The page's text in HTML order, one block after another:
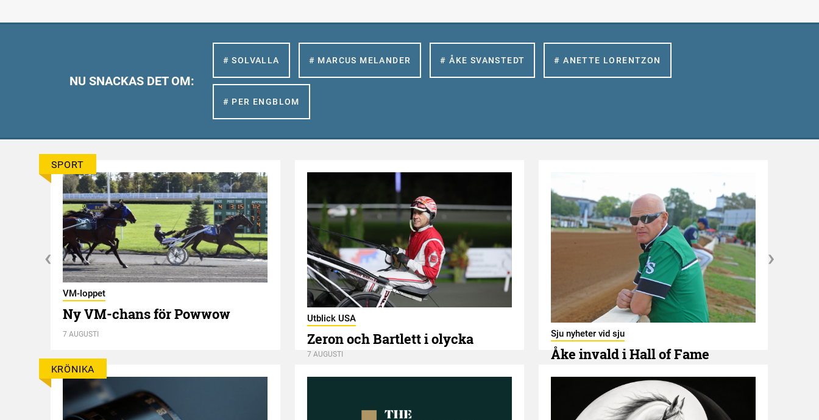
NU SNACKAS DET OM:
# SOLVALLA # MARCUS MELANDER # ÅKE SVANSTEDT # ANETTE LORENTZON
# PER ENGBLOM
SPORT
VM-loppet
Ny VM-chans för Powwow
7 AUGUSTI
Utblick USA
Zeron och Bartlett i olycka
7 AUGUSTI
Sju nyheter vid sju
Åke invald i Hall of Fame
KRÖNIKA